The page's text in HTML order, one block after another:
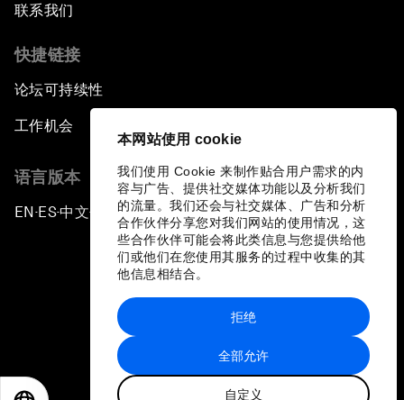
本网站使用 cookie
我们使用 Cookie 来制作贴合用户需求的内
容与广告、提供社交媒体功能以及分析我们
的流量。我们还会与社交媒体、广告和分析
合作伙伴分享您对我们网站的使用情况，这
些合作伙伴可能会将此类信息与您提供给他
们或他们在您使用其服务的过程中收集的其
他信息相结合。
全部允许
自定义
拒绝
联系我们
快捷链接
论坛可持续性
工作机会
语言版本
EN ▪ES▪中文▪ 日本語
站点地图